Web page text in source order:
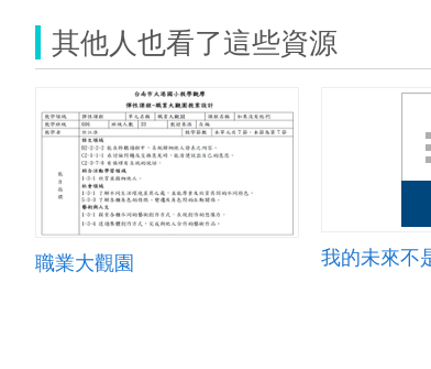
其他人也看了這些資源
職業大觀園 我的未來不